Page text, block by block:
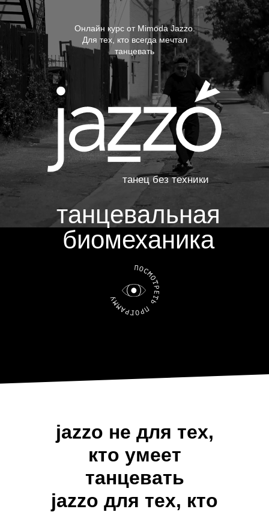
танцевальная
биомеханика
Онлайн курс от Mimoda Jazzo.
Для тех, кто всегда мечтал
танцевать
танец без техники
jazzo не для тех,
кто умеет
танцевать
jazzo для тех, кто